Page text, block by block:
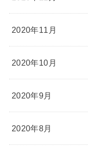
2020年11月
2020年10月
2020年9月
2020年8月